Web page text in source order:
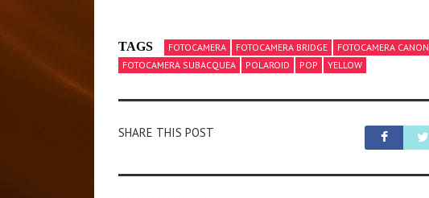
TAGS FOTOCAMERA FOTOCAMERA BRIDGE FOTOCAMERA CANON
FOTOCAMERA SUBACQUEA
POLAROID POP YELLOW
SHARE THIS POST